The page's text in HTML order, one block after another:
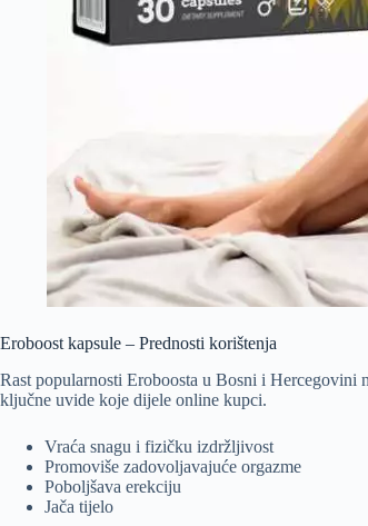
Eroboost kapsule – Prednosti korištenja
Rast popularnosti Eroboosta u Bosni i Hercegovini
ključne uvide koje dijele online kupci.
Vraća snagu i fizičku izdržljivost
Promoviše zadovoljavajuće orgazme
Poboljšava erekciju
Jača tijelo